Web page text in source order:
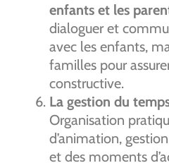
enfants et les
dialoguer et
avec les enfants,
familles pour
constructive.
La gestion du
Organisation
d’animation,
et des moments